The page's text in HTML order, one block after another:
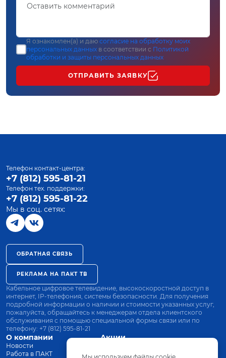
Я ознакомлен(а) и даю согласие на обработку моих
персональных данных в соответствии с Политикой
обработки и защиты персональных данных
ОТПРАВИТЬ ЗАЯВКУ
О компании
Новости
Работа в ПАКТ
Акции
Оплата
Телефон контакт-центра:
+7 (812) 595-81-21
Телефон тех. поддержки:
+7 (812) 595-81-22
Мы в соц. сетях:
ОБРАТНАЯ СВЯЗЬ
РЕКЛАМА НА ПАКТ ТВ
Кабельное цифровое телевидение, высокоскоростной доступ в
интернет, IP-телефония, системы безопасности. Для получения
подробной информации о наличии и стоимости указанных услуг,
пожалуйста, обращайтесь к менеджерам отдела клиентского
обслуживания с помощью специальной формы связи или по
телефону: +7 (812) 595-81-21